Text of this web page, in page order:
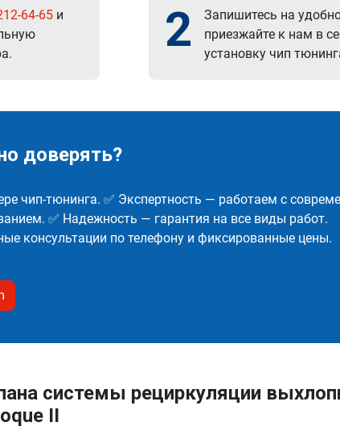
64-65 и
2
Запишитесь на
приезжайте к нам в
установку чип
доверять?
чип-тюнинга. ✅ Экспертность — работаем с
✅ Надежность — гарантия на все виды работ.
консультации по телефону и фиксированные цены.
системы рециркуляции
II